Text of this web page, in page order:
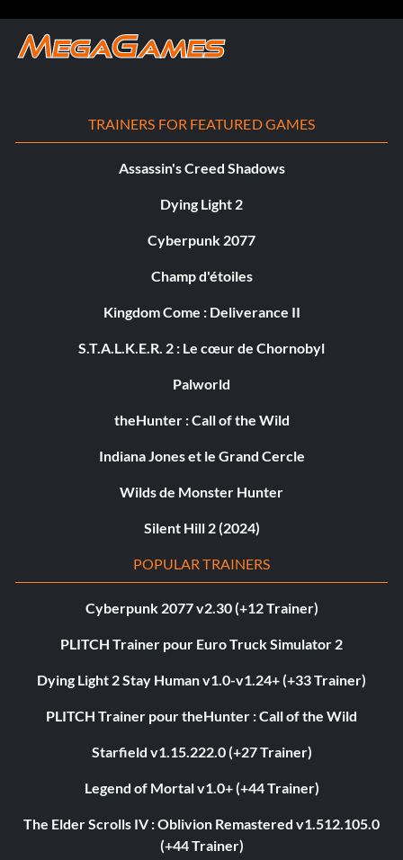
TRAINERS FOR FEATURED GAMES
Assassin's Creed Shadows
Dying Light 2
Cyberpunk 2077
Champ d'étoiles
Kingdom Come : Deliverance II
S.T.A.L.K.E.R. 2 : Le cœur de Chornobyl
Palworld
theHunter : Call of the Wild
Indiana Jones et le Grand Cercle
Wilds de Monster Hunter
Silent Hill 2 (2024)
POPULAR TRAINERS
Cyberpunk 2077 v2.30 (+12 Trainer)
PLITCH Trainer pour Euro Truck Simulator 2
Dying Light 2 Stay Human v1.0-v1.24+ (+33 Trainer)
PLITCH Trainer pour theHunter : Call of the Wild
Starfield v1.15.222.0 (+27 Trainer)
Legend of Mortal v1.0+ (+44 Trainer)
The Elder Scrolls IV : Oblivion Remastered v1.512.105.0
(+44 Trainer)